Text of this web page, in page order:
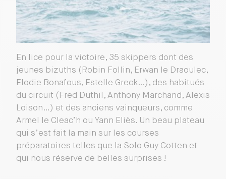
En lice pour la victoire, 35 skippers dont des
jeunes bizuths (Robin Follin, Erwan le Draoulec,
Elodie Bonafous, Estelle Greck…), des habitués
du circuit (Fred Duthil, Anthony Marchand, Alexis
Loison…) et des anciens vainqueurs, comme
Armel le Cleac’h ou Yann Eliès. Un beau plateau
qui s’est fait la main sur les courses
préparatoires telles que la Solo Guy Cotten et
qui nous réserve de belles surprises !